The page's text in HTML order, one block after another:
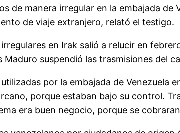
de manera irregular en la embajada de
de viaje extranjero, relató el testigo.
en Irak salió a relucir en
suspendió las trasmisiones del
por la embajada de
porque estaban bajo su control.
era buen negocio, porque se